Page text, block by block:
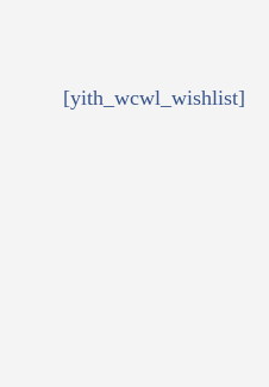
[yith_wcwl_wishlist]